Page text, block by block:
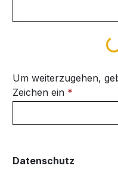
Um weiterzugehen,
Zeichen ein *
Datenschutz